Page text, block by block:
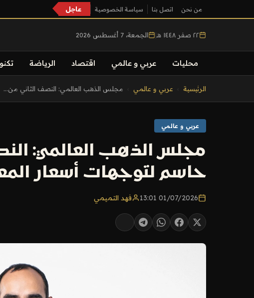
من نحن اتصل بنا سياسة الخصوصية عاجل
٢٢ صفر ١٤٤٨ هـ | الجمعة، 7 أغسطس 2026
محليات عربي و عالمي اقتصاد الرياضة
الرئيسية عربي و عالمي مجلس الذهب العالمي: النصف الثاني من...
عربي و عالمي
حاسم لتوجهات أسعار
01/07/2026 13:01 فهد التميمي